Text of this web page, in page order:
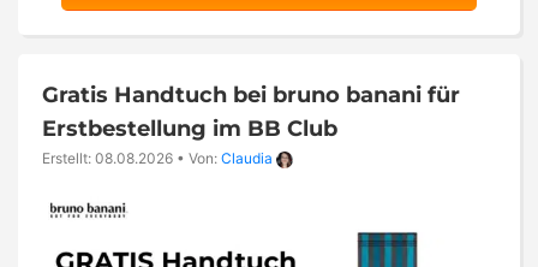
Gratis Handtuch bei bruno banani für
Erstbestellung im BB Club
Erstellt: 08.08.2026 • Von: Claudia